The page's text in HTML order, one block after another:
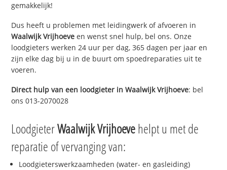
gemakkelijk!
Dus heeft u problemen met leidingwerk of afvoeren in
Waalwijk Vrijhoeve en wenst snel hulp, bel ons. Onze
loodgieters werken 24 uur per dag, 365 dagen per jaar en
zijn elke dag bij u in de buurt om spoedreparaties uit te
voeren.
Direct hulp van een loodgieter inWaalwijk Vrijhoeve: bel
ons 013-2070028
LoodgieterWaalwijk Vrijhoevehelpt u met de
reparatie of vervanging van:
Loodgieterswerkzaamheden (water- en gasleiding)